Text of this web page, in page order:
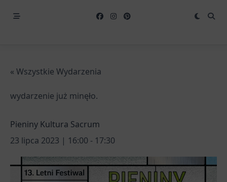
« Wszystkie Wydarzenia
wydarzenie już minęło.
Pieniny Kultura Sacrum
23 lipca 2023 | 16:00 - 17:30